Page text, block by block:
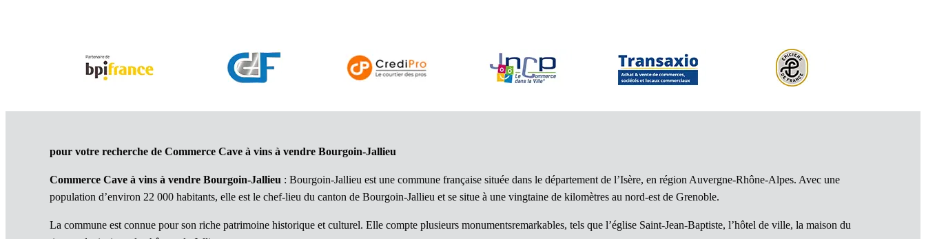
pour votre recherche de Commerce Cave à vins à vendre Bourgoin-Jallieu
Commerce Cave à vins à vendre Bourgoin-Jallieu : Bourgoin-Jallieu est une commune française située dans le département de l’Isère, en région Auvergne-Rhône-Alpes. Avec une
population d’environ 22 000 habitants, elle est le chef-lieu du canton de Bourgoin-Jallieu et se situe à une vingtaine de kilomètres au nord-est de Grenoble.
La commune est connue pour son riche patrimoine historique et culturel. Elle compte plusieurs monumentsremarkables, tels que l’église Saint-Jean-Baptiste, l’hôtel de ville, la maison du